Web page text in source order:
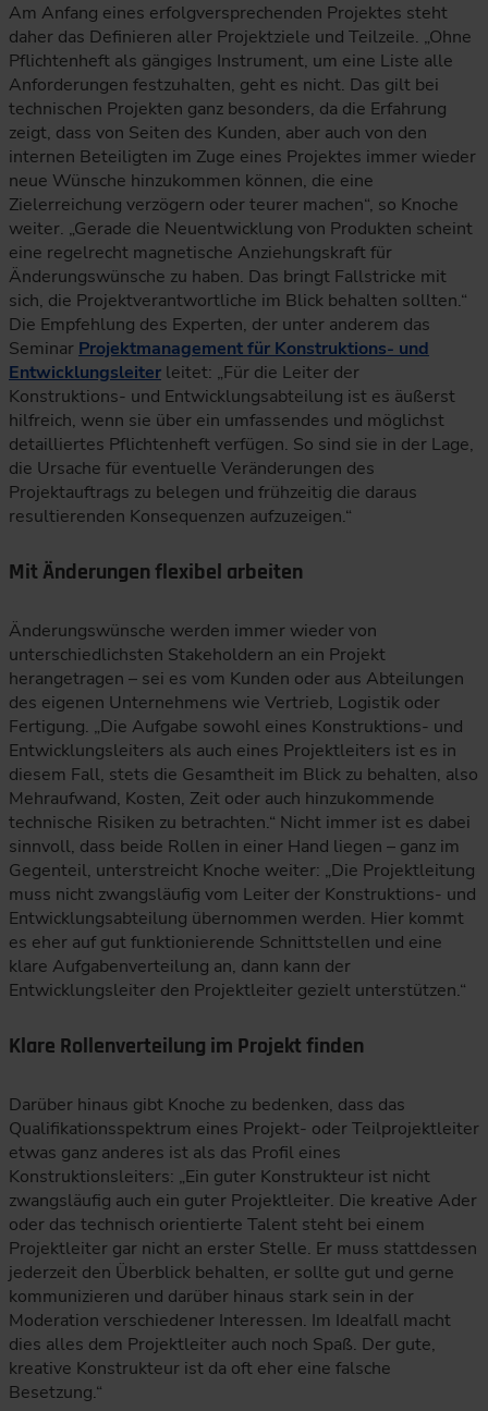
Am Anfang eines erfolgversprechenden Projektes steht
daher das Definieren aller Projektziele und Teilzeile. „Ohne
Pflichtenheft als gängiges Instrument, um eine Liste alle
Anforderungen festzuhalten, geht es nicht. Das gilt bei
technischen Projekten ganz besonders, da die Erfahrung
zeigt, dass von Seiten des Kunden, aber auch von den
internen Beteiligten im Zuge eines Projektes immer wieder
neue Wünsche hinzukommen können, die eine
Zielerreichung verzögern oder teurer machen“, so Knoche
weiter. „Gerade die Neuentwicklung von Produkten scheint
eine regelrecht magnetische Anziehungskraft für
Änderungswünsche zu haben. Das bringt Fallstricke mit
sich, die Projektverantwortliche im Blick behalten sollten.“
Die Empfehlung des Experten, der unter anderem das
Seminar Projektmanagement für Konstruktions- und
Entwicklungsleiter leitet: „Für die Leiter der
Konstruktions- und Entwicklungsabteilung ist es äußerst
hilfreich, wenn sie über ein umfassendes und möglichst
detailliertes Pflichtenheft verfügen. So sind sie in der Lage,
die Ursache für eventuelle Veränderungen des
Projektauftrags zu belegen und frühzeitig die daraus
resultierenden Konsequenzen aufzuzeigen.“
Mit Änderungen flexibel arbeiten
Änderungswünsche werden immer wieder von
unterschiedlichsten Stakeholdern an ein Projekt
herangetragen – sei es vom Kunden oder aus Abteilungen
des eigenen Unternehmens wie Vertrieb, Logistik oder
Fertigung. „Die Aufgabe sowohl eines Konstruktions- und
Entwicklungsleiters als auch eines Projektleiters ist es in
diesem Fall, stets die Gesamtheit im Blick zu behalten, also
Mehraufwand, Kosten, Zeit oder auch hinzukommende
technische Risiken zu betrachten.“ Nicht immer ist es dabei
sinnvoll, dass beide Rollen in einer Hand liegen – ganz im
Gegenteil, unterstreicht Knoche weiter: „Die Projektleitung
muss nicht zwangsläufig vom Leiter der Konstruktions- und
Entwicklungsabteilung übernommen werden. Hier kommt
es eher auf gut funktionierende Schnittstellen und eine
klare Aufgabenverteilung an, dann kann der
Entwicklungsleiter den Projektleiter gezielt unterstützen.“
Klare Rollenverteilung im Projekt finden
Darüber hinaus gibt Knoche zu bedenken, dass das
Qualifikationsspektrum eines Projekt- oder Teilprojektleiter
etwas ganz anderes ist als das Profil eines
Konstruktionsleiters: „Ein guter Konstrukteur ist nicht
zwangsläufig auch ein guter Projektleiter. Die kreative Ader
oder das technisch orientierte Talent steht bei einem
Projektleiter gar nicht an erster Stelle. Er muss stattdessen
jederzeit den Überblick behalten, er sollte gut und gerne
kommunizieren und darüber hinaus stark sein in der
Moderation verschiedener Interessen. Im Idealfall macht
dies alles dem Projektleiter auch noch Spaß. Der gute,
kreative Konstrukteur ist da oft eher eine falsche
Besetzung.“